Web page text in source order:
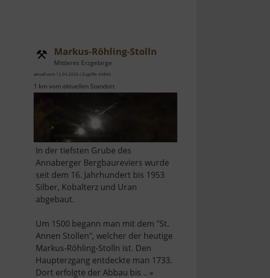
Markus-Röhling-Stolln
Mittleres Erzgebirge
aktuell vom 12.04.2026 / Zugriffe: 44866
1 km vom aktuellen Standort
In der tiefsten Grube des
Annaberger Bergbaureviers wurde
seit dem 16. Jahrhundert bis 1953
Silber, Kobalterz und Uran
abgebaut.
Um 1500 begann man mit dem "St.
Annen Stollen", welcher der heutige
Markus-Röhling-Stolln ist. Den
Haupterzgang entdeckte man 1733.
Dort erfolgte der Abbau bis .. »